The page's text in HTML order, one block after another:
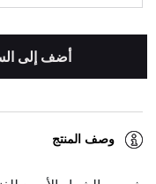
أضف إلى
وصف المنتج